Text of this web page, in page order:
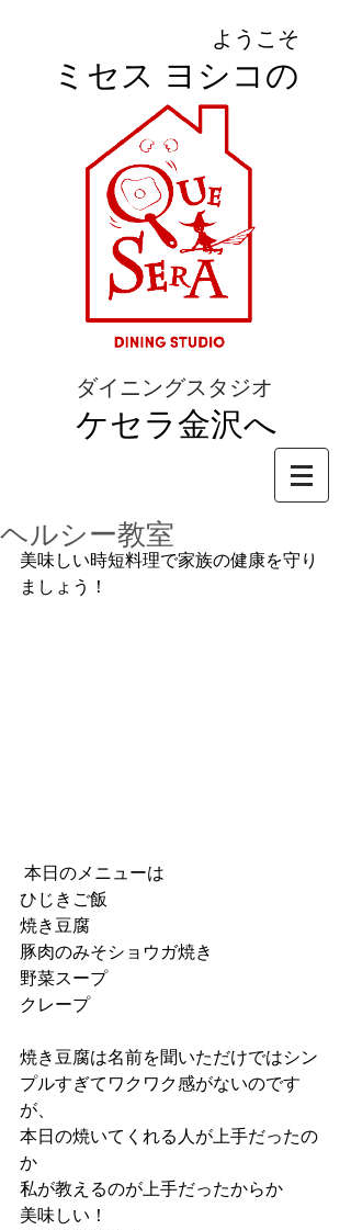
ようこそ
ミセス ヨシコの
ダイニングスタジオ
ケセラ金沢へ
ヘルシー教室
美味しい時短料理で家族の健康を守り
ましょう！
本日のメニューは
ひじきご飯
焼き豆腐
豚肉のみそショウガ焼き
野菜スープ
クレープ
焼き豆腐は名前を聞いただけではシン
プルすぎてワクワク感がないのです
が、
本日の焼いてくれる人が上手だったの
か
私が教えるのが上手だったからか
美味しい！